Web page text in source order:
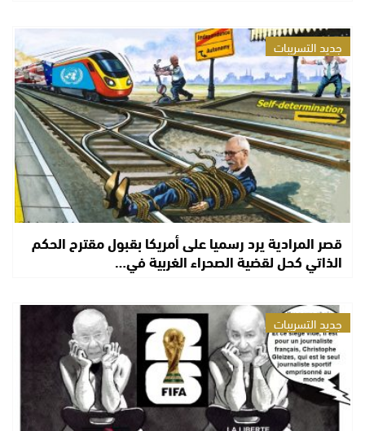
جديد التسريبات
قصر المرادية يرد رسميا على أمريكا بقبول مقترح الحكم
الذاتي كحل لقضية الصحراء الغربية في…
جديد التسريبات